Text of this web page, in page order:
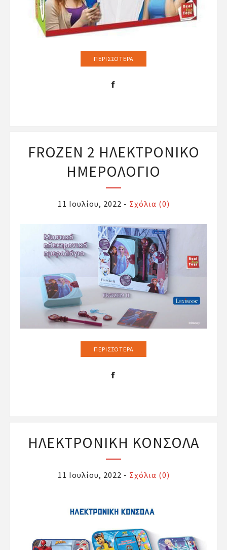
ΠΕΡΙΣΣΌΤΕΡΑ
FROZEN 2 ΗΛΕΚΤΡΟΝΙΚΟ
ΗΜΕΡΟΛΟΓΙΟ
11 Ιουλίου, 2022 - Σχόλια (0)
ΠΕΡΙΣΣΌΤΕΡΑ
ΗΛΕΚΤΡΟΝΙΚΗ ΚΟΝΣΟΛΑ
11 Ιουλίου, 2022 - Σχόλια (0)